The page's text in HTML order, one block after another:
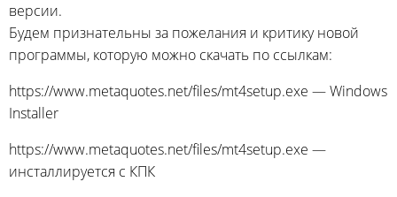
версии.
Будем признательны за пожелания и критику новой
программы, которую можно скачать по ссылкам:
https://www.metaquotes.net/files/mt4setup.exe — Windows
Installer
https://www.metaquotes.net/files/mt4setup.exe —
инсталлируется с КПК